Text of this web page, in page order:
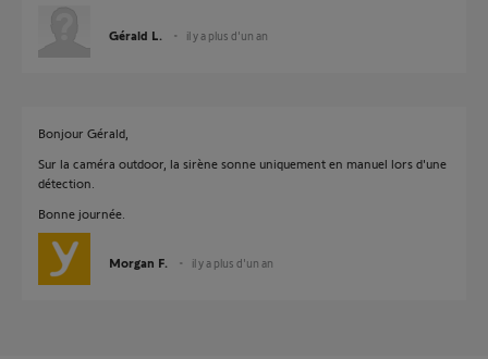
Gérald L. il y a plus d'un an
Bonjour Gérald,
Sur la caméra outdoor, la sirène sonne uniquement en manuel lors d'une
détection.
Bonne journée.
Morgan F. il y a plus d'un an